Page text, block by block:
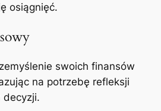
osiągnięć.
swoich finansów
na potrzebę refleksji
decyzji.